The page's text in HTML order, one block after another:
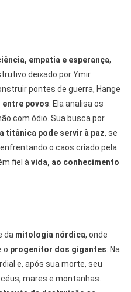
empatia e esperança,
deixado por Ymir.
pontes de guerra, Hange
povos . Ela analisa os
com ódio. Sua busca por
titânica pode servir à paz, se
o caos criado pela
fiel à vida, ao conhecimento
da mitologia nórdica, onde
o progenitor dos gigantes . Na
e, após sua morte, seu
mares e montanhas.